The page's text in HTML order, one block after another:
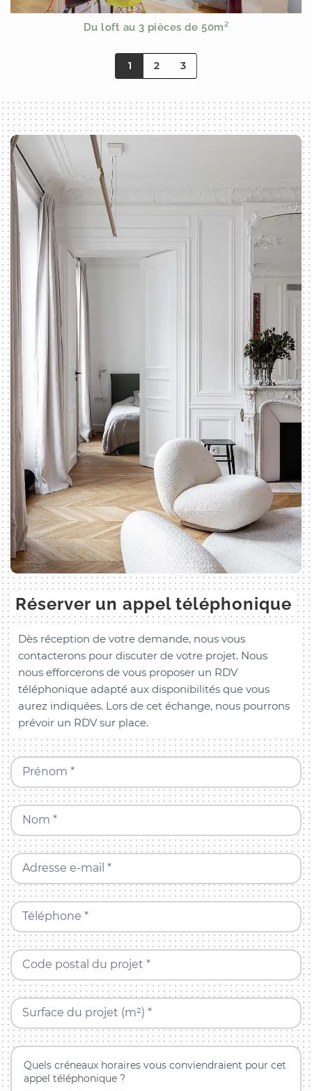
Du loft au 3 pièces de 50m²
1 2 3
Réserver un appel téléphonique
Dès réception de votre demande, nous vous
contacterons pour discuter de votre projet. Nous
nous efforcerons de vous proposer un RDV
téléphonique adapté aux disponibilités que vous
aurez indiquées. Lors de cet échange, nous pourrons
prévoir un RDV sur place.
Prénom *
Nom *
Adresse e-mail *
Téléphone *
Code postal du projet *
Surface du projet (m²) *
Quels créneaux horaires vous conviendraient pour cet
appel téléphonique ?